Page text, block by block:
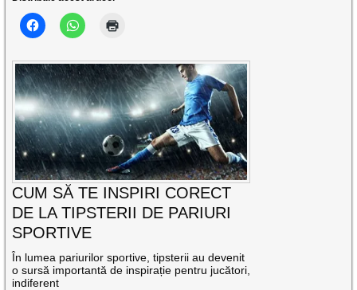
CUM SĂ TE INSPIRI CORECT
DE LA TIPSTERII DE PARIURI
SPORTIVE
În lumea pariurilor sportive, tipsterii au devenit
o sursă importantă de inspirație pentru jucători,
indiferent